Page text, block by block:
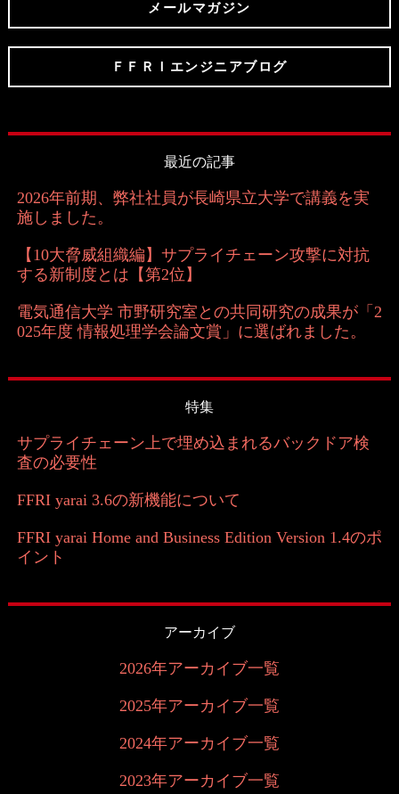
メールマガジン
ＦＦＲＩエンジニアブログ
最近の記事
2026年前期、弊社社員が長崎県立大学で講義を実
施しました。
【10大脅威組織編】サプライチェーン攻撃に対抗
する新制度とは【第2位】
電気通信大学 市野研究室との共同研究の成果が「2
025年度 情報処理学会論文賞」に選ばれました。
特集
サプライチェーン上で埋め込まれるバックドア検
査の必要性
FFRI yarai 3.6の新機能について
FFRI yarai Home and Business Edition Version 1.4のポ
イント
アーカイブ
2026年アーカイブ一覧
2025年アーカイブ一覧
2024年アーカイブ一覧
2023年アーカイブ一覧